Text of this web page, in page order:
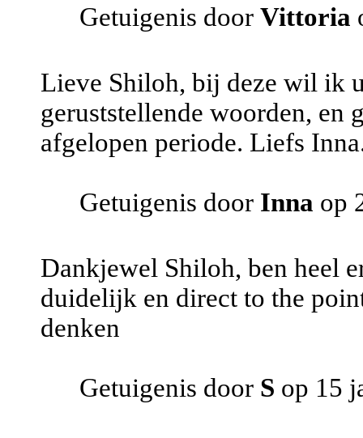
Getuigenis door Vittoria
Lieve Shiloh, bij deze wil ik
geruststellende woorden, en
afgelopen periode. Liefs
Getuigenis door Inna op
Dankjewel Shiloh, ben heel
duidelijk en direct to the
denken
Getuigenis door S op 15